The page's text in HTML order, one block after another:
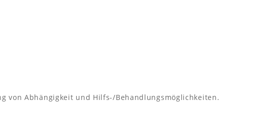
von Abhängigkeit und Hilfs-/Behandlungsmöglichkeiten.